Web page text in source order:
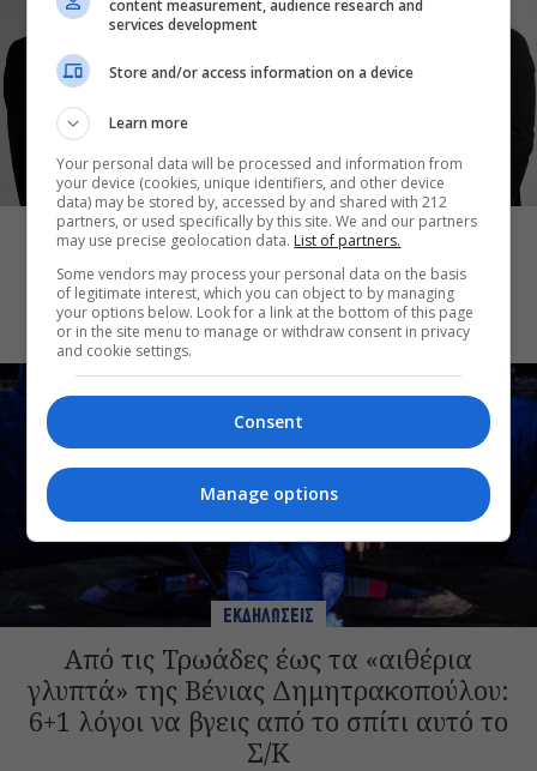
ΕΚΔΗΛΩΣΕΙΣ
Free City: 12 δωρεάν εκδηλώσεις για
διασκέδαση την πρώτη εβδομάδα του
Αυγούστου
ΕΚΔΗΛΩΣΕΙΣ
Από τις Τρωάδες έως τα «αιθέρια
γλυπτά» της Βένιας Δημητρακοπούλου:
6+1 λόγοι να βγεις από το σπίτι αυτό το
Σ/Κ
content measurement, audience research and
services development
Store and/or access information on a device
Learn more
Your personal data will be processed and information from
your device (cookies, unique identifiers, and other device
data) may be stored by, accessed by and shared with 212
partners, or used specifically by this site. We and our partners
may use precise geolocation data. List of partners.
Some vendors may process your personal data on the basis
of legitimate interest, which you can object to by managing
your options below. Look for a link at the bottom of this page
or in the site menu to manage or withdraw consent in privacy
and cookie settings.
Consent
Manage options